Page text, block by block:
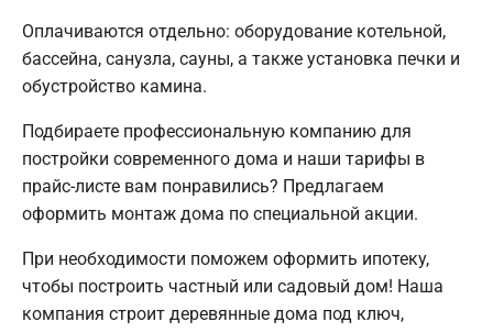
Оплачиваются отдельно: оборудование котельной,
бассейна, санузла, сауны, а также установка печки и
обустройство камина.
Подбираете профессиональную компанию для
постройки современного дома и наши тарифы в
прайс-листе вам понравились? Предлагаем
оформить монтаж дома по специальной акции.
При необходимости поможем оформить ипотеку,
чтобы построить частный или садовый дом! Наша
компания строит деревянные дома под ключ,